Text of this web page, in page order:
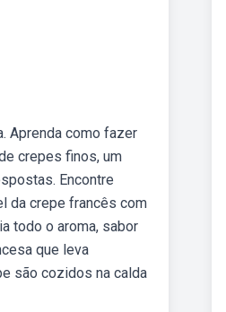
Aprenda como fazer
crepes finos, um
Encontre
da crepe francês com
todo o aroma, sabor
que leva
são cozidos na calda